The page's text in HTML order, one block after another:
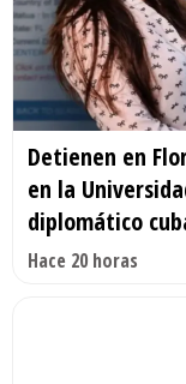
Detienen en
en la
diplomático
Hace 20 horas